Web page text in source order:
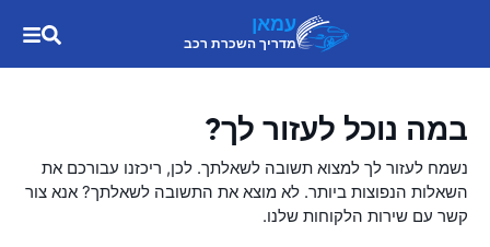
עמאן
מדריך השכרת רכב
במה נוכל לעזור לך?
נשמח לעזור לך למצוא תשובה לשאלתך. לכן, ריכזנו עבורכם את
השאלות הנפוצות ביותר. לא מוצא את התשובה לשאלתך? אנא צור
קשר עם שירות הלקוחות שלנו.